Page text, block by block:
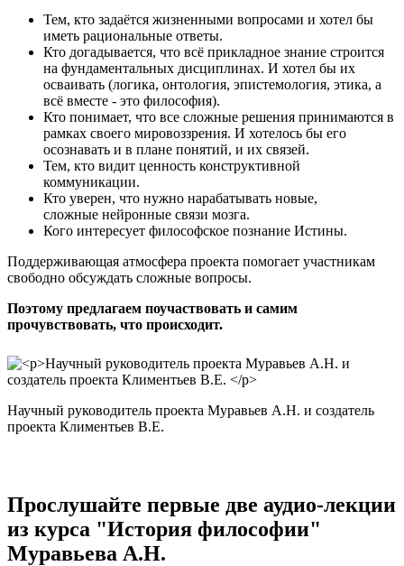
Тем, кто задаётся жизненными вопросами и хотел бы
иметь рациональные ответы.
Кто догадывается, что всё прикладное знание строится
на фундаментальных дисциплинах. И хотел бы их
осваивать (логика, онтология, эпистемология, этика, а
всё вместе - это философия).
Кто понимает, что все сложные решения принимаются в
рамках своего мировоззрения. И хотелось бы его
осознавать и в плане понятий, и их связей.
Тем, кто видит ценность конструктивной
коммуникации.
Кто уверен, что нужно нарабатывать новые,
сложные нейронные связи мозга.
Кого интересует философское познание Истины.
Поддерживающая атмосфера проекта помогает участникам
свободно обсуждать сложные вопросы.
Поэтому предлагаем поучаствовать и самим
прочувствовать, что происходит.
Научный руководитель проекта Муравьев А.Н. и создатель
проекта Климентьев В.Е.
Прослушайте первые две аудио-лекции
из курса "История философии"
Муравьева А.Н.